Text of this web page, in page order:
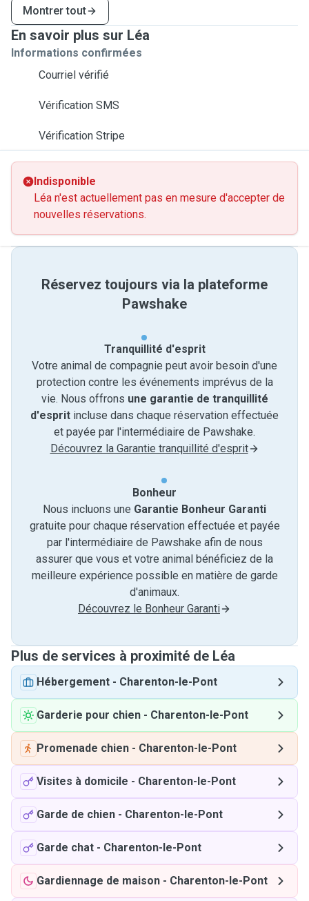
Montrer tout
En savoir plus sur Léa
Informations confirmées
Courriel vérifié
Vérification SMS
Vérification Stripe
Indisponible
Léa n'est actuellement pas en mesure d'accepter de
nouvelles réservations.
Réservez toujours via la plateforme
Pawshake
Tranquillité d'esprit
Votre animal de compagnie peut avoir besoin d'une
protection contre les événements imprévus de la
vie. Nous offrons une garantie de tranquillité
d'esprit incluse dans chaque réservation effectuée
et payée par l'intermédiaire de Pawshake.
Découvrez la Garantie tranquillité d'esprit
Bonheur
Nous incluons une Garantie Bonheur Garanti
gratuite pour chaque réservation effectuée et payée
par l'intermédiaire de Pawshake afin de nous
assurer que vous et votre animal bénéficiez de la
meilleure expérience possible en matière de garde
d'animaux.
Découvrez le Bonheur Garanti
Plus de services à proximité de Léa
Hébergement - Charenton-le-Pont
Garderie pour chien - Charenton-le-Pont
Promenade chien - Charenton-le-Pont
Visites à domicile - Charenton-le-Pont
Garde de chien - Charenton-le-Pont
Garde chat - Charenton-le-Pont
Gardiennage de maison - Charenton-le-Pont